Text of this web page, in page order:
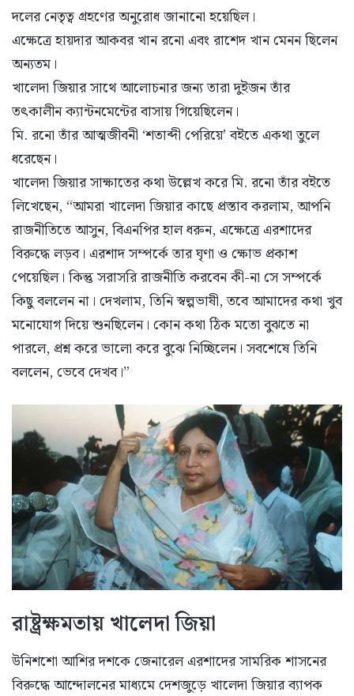
দলের নেতৃত্ব গ্রহণের অনুরোধ জানানো হয়েছিল।
এক্ষেত্রে হায়দার আকবর খান রনো এবং রাশেদ খান মেনন ছিলেন
অন্যতম।
খালেদা জিয়ার সাথে আলোচনার জন্য তারা দুইজন তাঁর
তৎকালীন ক্যান্টনমেন্টের বাসায় গিয়েছিলেন।
মি. রনো তাঁর আত্মজীবনী ‘শতাব্দী পেরিয়ে’ বইতে একথা তুলে
ধরেছেন।
খালেদা জিয়ার সাক্ষাতের কথা উল্লেখ করে মি. রনো তাঁর বইতে
লিখেছেন, “আমরা খালেদা জিয়ার কাছে প্রস্তাব করলাম, আপনি
রাজনীতিতে আসুন, বিএনপির হাল ধরুন, এক্ষেত্রে এরশাদের
বিরুদ্ধে লড়ব। এরশাদ সম্পর্কে তার ঘৃণা ও ক্ষোভ প্রকাশ
পেয়েছিল। কিন্তু সরাসরি রাজনীতি করবেন কী-না সে সম্পর্কে
কিছু বললেন না। দেখলাম, তিনি স্বল্পভাষী, তবে আমাদের কথা খুব
মনোযোগ দিয়ে শুনছিলেন। কোন কথা ঠিক মতো বুঝতে না
পারলে, প্রশ্ন করে ভালো করে বুঝে নিচ্ছিলেন। সবশেষে তিনি
বললেন, ভেবে দেখব।”
রাষ্ট্রক্ষমতায় খালেদা জিয়া
উনিশশো আশির দশকে জেনারেল এরশাদের সামরিক শাসনের
বিরুদ্ধে আন্দোলনের মাধ্যমে দেশজুড়ে খালেদা জিয়ার ব্যাপক